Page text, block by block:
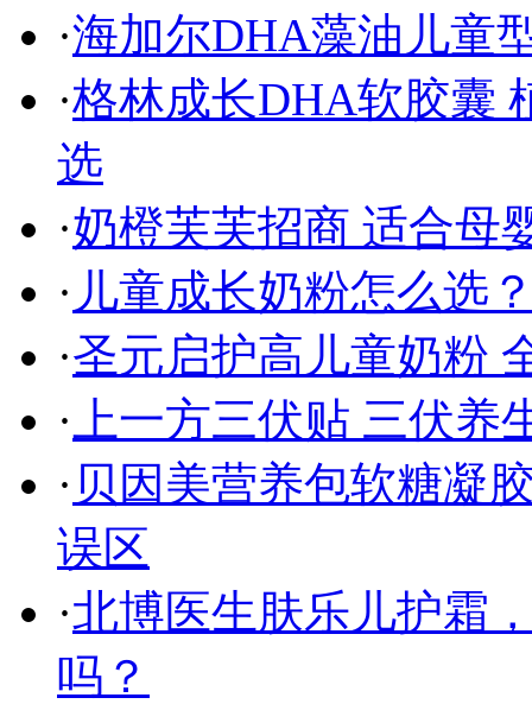
·海加尔DHA藻油儿童
·格林成长DHA软胶囊
选
·奶橙芙芙招商 适合母
· 儿童成长奶粉怎么选
·圣元启护高儿童奶粉
· 上一方三伏贴 三伏
· 贝因美营养包软糖凝
误区
·北博医生肤乐儿护霜
吗？